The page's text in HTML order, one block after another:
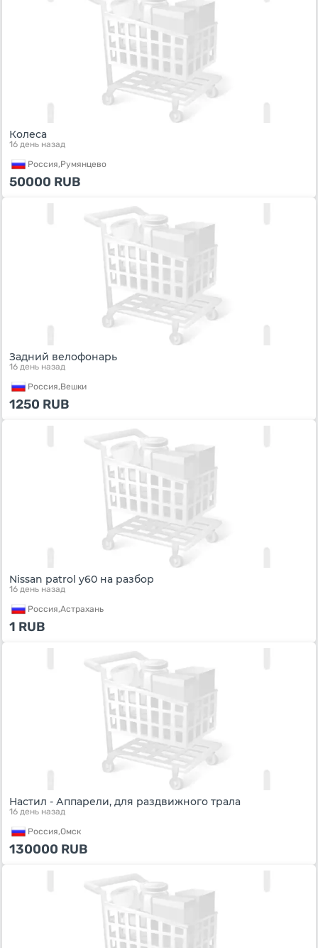
Колеса
16 день назад
Россия,Румянцево
50000 RUB
Задний велофонарь
16 день назад
Россия,Вешки
1250 RUB
Nissan patrol y60 на разбор
16 день назад
Россия,Астрахань
1 RUB
Настил - Аппарели, для раздвижного трала
16 день назад
Россия,Омск
130000 RUB